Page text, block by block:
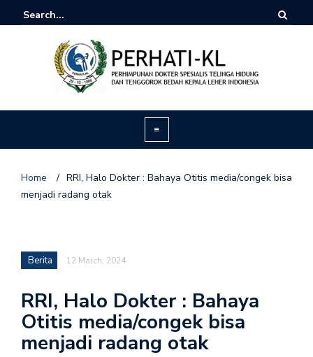
Home / RRI, Halo Dokter : Bahaya Otitis media/congek bisa
menjadi radang otak
Berita 12 March, 2024
RRI, Halo Dokter : Bahaya
Otitis media/congek bisa
menjadi radang otak